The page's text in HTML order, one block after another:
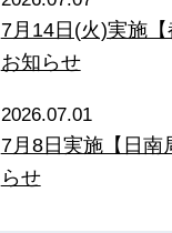
7月14日(火)実施
お知らせ
2026.07.01
7月8日実施【日南
らせ